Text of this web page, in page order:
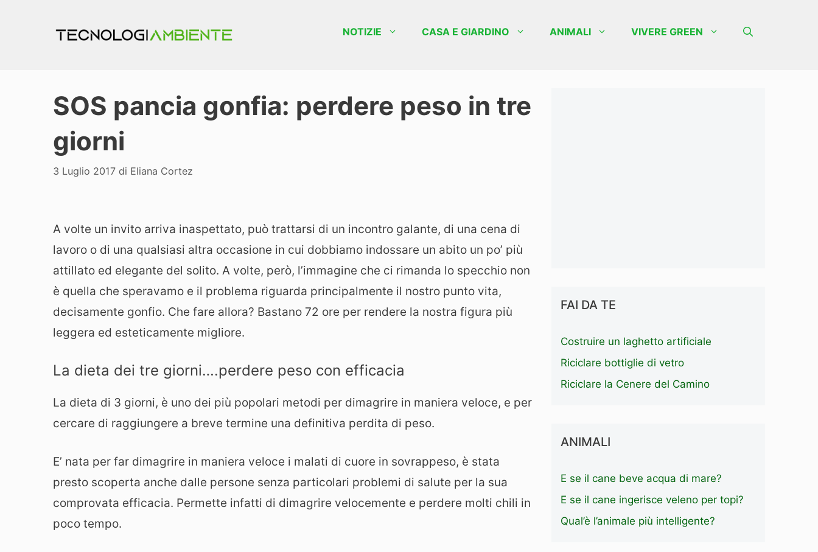
NOTIZIE CASA E GIARDINO ANIMALI VIVERE GREEN
SOS pancia gonfia: perdere peso in tre
giorni
3 Luglio 2017 di Eliana Cortez
A volte un invito arriva inaspettato, può trattarsi di un incontro galante, di una cena di
lavoro o di una qualsiasi altra occasione in cui dobbiamo indossare un abito un po’ più
attillato ed elegante del solito. A volte, però, l’immagine che ci rimanda lo specchio non
è quella che speravamo e il problema riguarda principalmente il nostro punto vita,
decisamente gonfio. Che fare allora? Bastano 72 ore per rendere la nostra figura più
leggera ed esteticamente migliore.
La dieta dei tre giorni….perdere peso con efficacia
La dieta di 3 giorni, è uno dei più popolari metodi per dimagrire in maniera veloce, e per
cercare di raggiungere a breve termine una definitiva perdita di peso.
E’ nata per far dimagrire in maniera veloce i malati di cuore in sovrappeso, è stata
presto scoperta anche dalle persone senza particolari problemi di salute per la sua
comprovata efficacia. Permette infatti di dimagrire velocemente e perdere molti chili in
poco tempo.
FAI DA TE
Costruire un laghetto artificiale
Riciclare bottiglie di vetro
Riciclare la Cenere del Camino
ANIMALI
E se il cane beve acqua di mare?
E se il cane ingerisce veleno per topi?
Qual’è l’animale più intelligente?